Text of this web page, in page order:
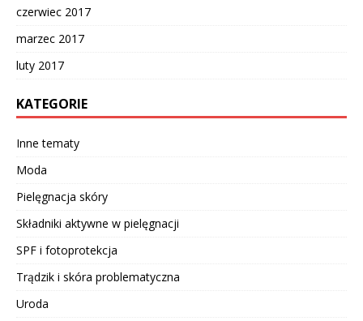
czerwiec 2017
marzec 2017
luty 2017
KATEGORIE
Inne tematy
Moda
Pielęgnacja skóry
Składniki aktywne w pielęgnacji
SPF i fotoprotekcja
Trądzik i skóra problematyczna
Uroda